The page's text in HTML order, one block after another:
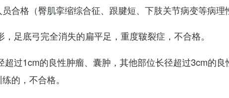
合格（臀肌挛缩综合征、跟腱短、下肢关节病变等病理
足底弓完全消失的扁平足，重度皲裂症，不合格。
超过1cm的良性肿瘤、囊肿，其他部位长径超过3cm的
的，不合格。